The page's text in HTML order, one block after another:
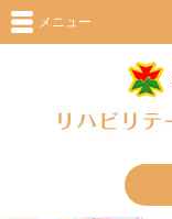
メニュー